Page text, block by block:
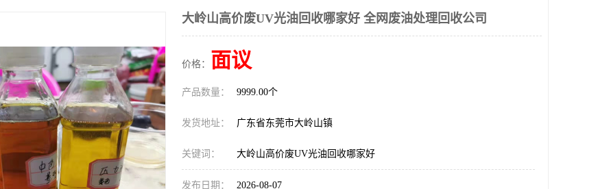
大岭山高价废UV光油回收哪家好 全网废油处理回收公司
价格： 面议
产品数量： 9999.00个
发货地址： 广东省东莞市大岭山镇
关键词： 大岭山高价废UV光油回收哪家好
发布日期： 2026-08-07